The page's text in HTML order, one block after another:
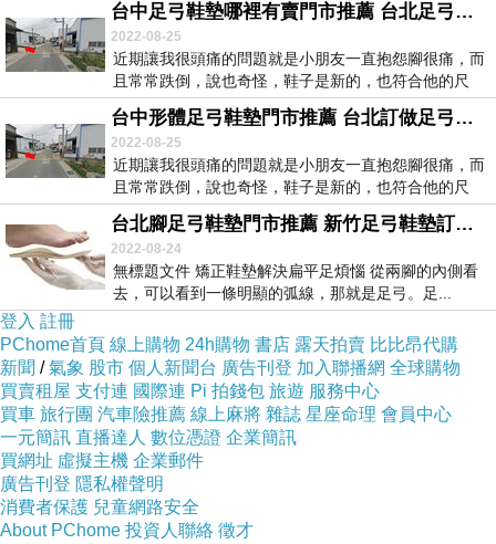
台中足弓鞋墊哪裡有賣門市推薦 台北足弓鞋墊門市推薦 足底筋膜炎肌貼包紮法61617
2022-08-25
近期讓我很頭痛的問題就是小朋友一直抱怨腳很痛，而
且常常跌倒，說也奇怪，鞋子是新的，也符合他的尺
寸，但...
台中形體足弓鞋墊門市推薦 台北訂做足弓鞋墊門市推薦 關於足底筋膜炎的問題65243
2022-08-25
近期讓我很頭痛的問題就是小朋友一直抱怨腳很痛，而
且常常跌倒，說也奇怪，鞋子是新的，也符合他的尺
寸，但...
台北腳足弓鞋墊門市推薦 新竹足弓鞋墊訂做門市推薦 淘寶上的足底筋膜炎貼見效嗎36529
2022-08-24
無標題文件 矯正鞋墊解決扁平足煩惱 從兩腳的內側看
去，可以看到一條明顯的弧線，那就是足弓。足...
登入 註冊
PChome首頁 線上購物 24h購物 書店 露天拍賣 比比昂代購
新聞 /氣象 股市 個人新聞台 廣告刊登 加入聯播網 全球購物
買賣租屋 支付連 國際連 Pi 拍錢包 旅遊 服務中心
買車 旅行團 汽車險推薦 線上麻將 雜誌 星座命理 會員中心
一元簡訊 直播達人 數位憑證 企業簡訊
買網址 虛擬主機 企業郵件
廣告刊登 隱私權聲明
消費者保護 兒童網路安全
About PChome 投資人聯絡 徵才